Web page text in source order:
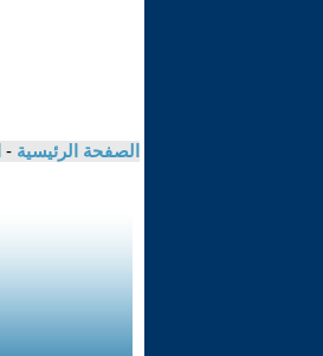
الصفحة الرئيسية -